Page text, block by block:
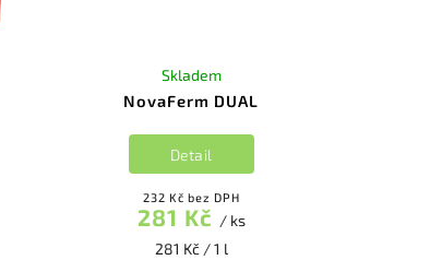
NovaFerm DUAL
Skladem
232 Kč bez DPH
281 Kč / ks
281 Kč / 1 l
Detail